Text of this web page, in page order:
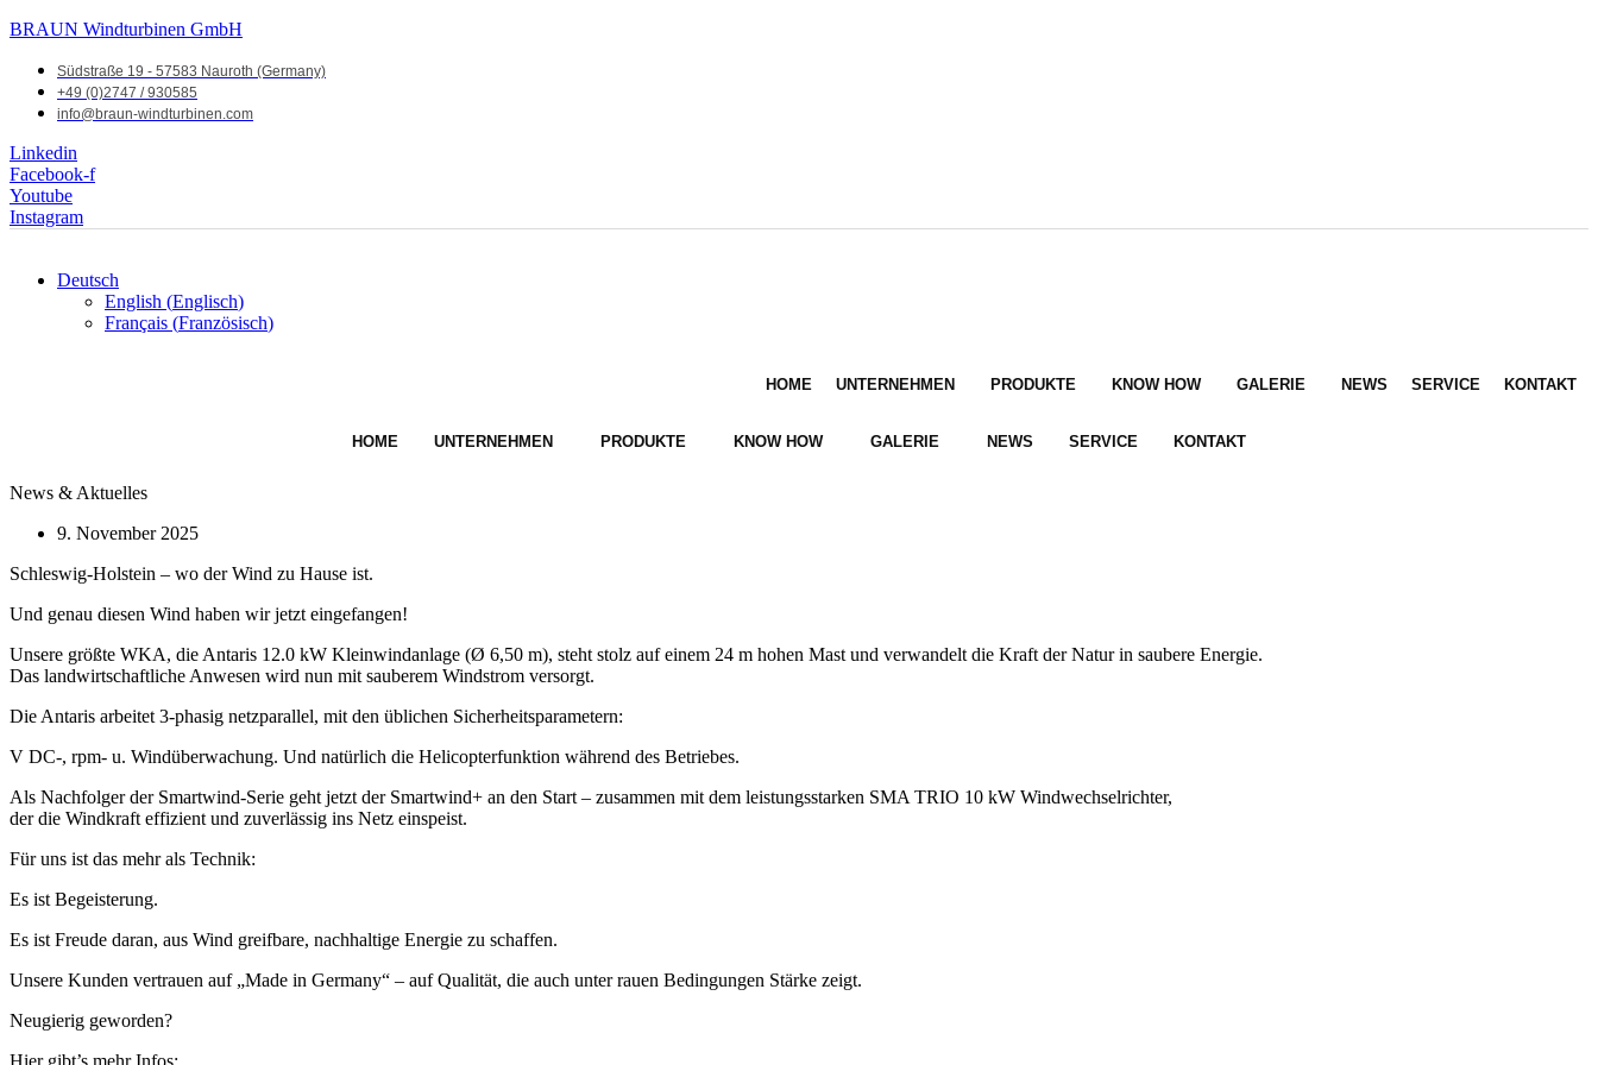
BRAUN Windturbinen GmbH
Südstraße 19 - 57583 Nauroth (Germany)
+49 (0)2747 / 930585
info@braun-windturbinen.com
Linkedin
Facebook-f
Youtube
Instagram
Deutsch
English (Englisch)
Français (Französisch)
HOME UNTERNEHMEN PRODUKTE KNOW HOW GALERIE NEWS SERVICE KONTAKT
HOME UNTERNEHMEN PRODUKTE KNOW HOW GALERIE NEWS SERVICE KONTAKT
News & Aktuelles
9. November 2025
Schleswig-Holstein – wo der Wind zu Hause ist.
Und genau diesen Wind haben wir jetzt eingefangen!
Unsere größte WKA, die Antaris 12.0 kW Kleinwindanlage (Ø 6,50 m), steht stolz auf einem 24 m hohen Mast und verwandelt die Kraft der Natur in saubere Energie.
Das landwirtschaftliche Anwesen wird nun mit sauberem Windstrom versorgt.
Die Antaris arbeitet 3-phasig netzparallel, mit den üblichen Sicherheitsparametern:
V DC-, rpm- u. Windüberwachung. Und natürlich die Helicopterfunktion während des Betriebes.
Als Nachfolger der Smartwind-Serie geht jetzt der Smartwind+ an den Start – zusammen mit dem leistungsstarken SMA TRIO 10 kW Windwechselrichter,
der die Windkraft effizient und zuverlässig ins Netz einspeist.
Für uns ist das mehr als Technik:
Es ist Begeisterung.
Es ist Freude daran, aus Wind greifbare, nachhaltige Energie zu schaffen.
Unsere Kunden vertrauen auf „Made in Germany“ – auf Qualität, die auch unter rauen Bedingungen Stärke zeigt.
Neugierig geworden?